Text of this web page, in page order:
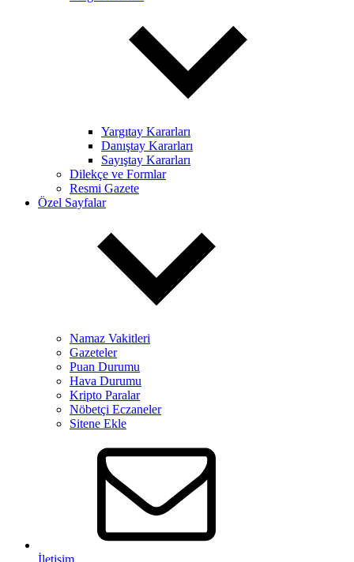
Yargıtay Kararları
Danıştay Kararları
Sayıştay Kararları
Dilekçe ve Formlar
Resmi Gazete
Özel Sayfalar
Namaz Vakitleri
Gazeteler
Puan Durumu
Hava Durumu
Kripto Paralar
Nöbetçi Eczaneler
Sitene Ekle
İletişim